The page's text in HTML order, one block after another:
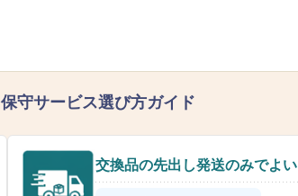
保守サービス選び方ガイド
交換品の先出し発送のみでよい